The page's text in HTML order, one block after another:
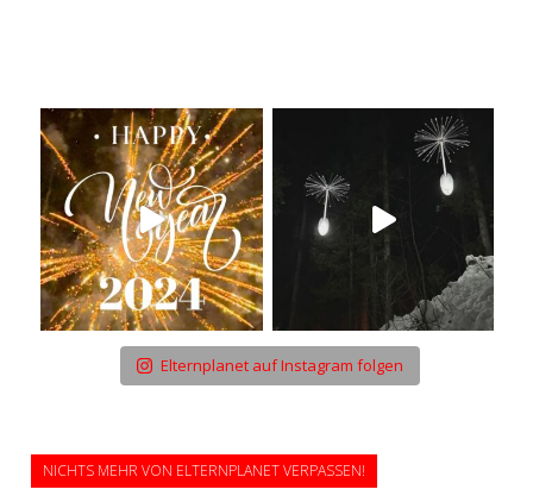
Elternplanet auf Instagram folgen
NICHTS MEHR VON ELTERNPLANET VERPASSEN!